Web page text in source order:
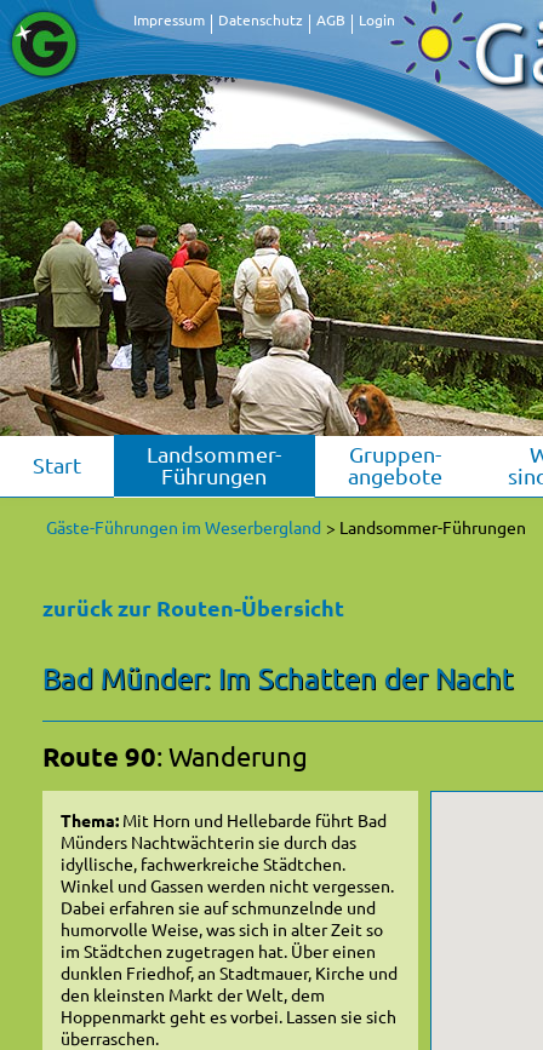
Impressum Datenschutz AGB Login
Start
Landsommer-
Führungen
Gruppen-
angebote
Gäste-Führungen im Weserbergland Landsommer-Führungen
zurück zur Routen-Übersicht
Bad Münder: Im Schatten der Nacht
Route 90: Wanderung
Thema: Mit Horn und Hellebarde führt Bad
Münders Nachtwächterin sie durch das
idyllische, fachwerkreiche Städtchen.
Winkel und Gassen werden nicht vergessen.
Dabei erfahren sie auf schmunzelnde und
humorvolle Weise, was sich in alter Zeit so
im Städtchen zugetragen hat. Über einen
dunklen Friedhof, an Stadtmauer, Kirche und
den kleinsten Markt der Welt, dem
Hoppenmarkt geht es vorbei. Lassen sie sich
überraschen.